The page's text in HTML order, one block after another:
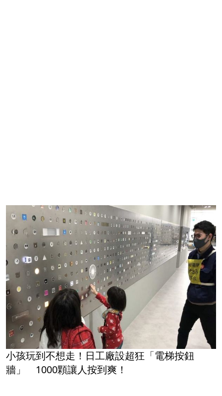
小孩玩到不想走！日工廠設超狂「電梯按鈕
牆」 1000顆讓人按到爽！